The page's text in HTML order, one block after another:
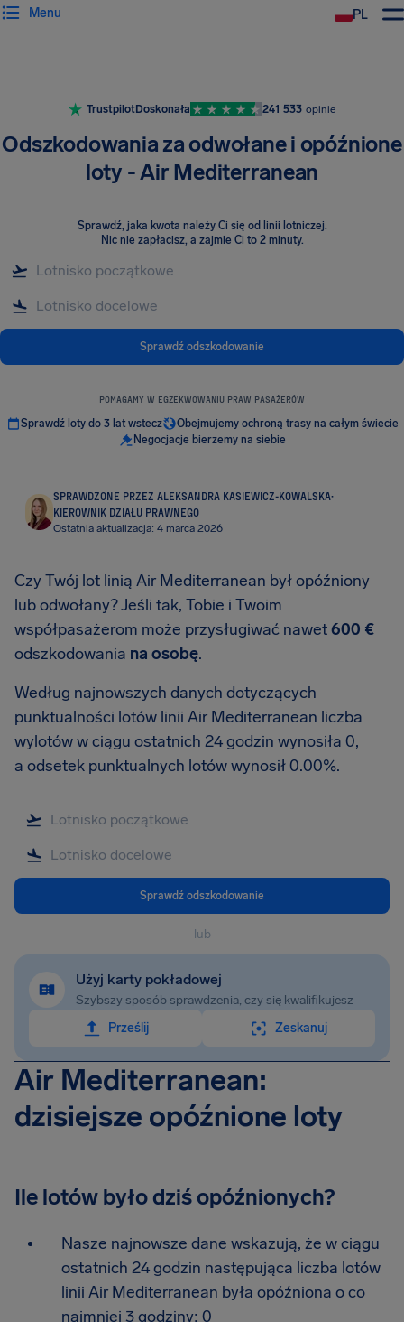
PL
Menu
TrustpilotDoskonała 241 533 opinie
Odszkodowania za odwołane i opóźnione
loty - Air Mediterranean
Sprawdź, jaka kwota należy Ci się od linii lotniczej.
Nic nie zapłacisz, a zajmie Ci to 2 minuty.
Sprawdź odszkodowanie
POMAGAMY W EGZEKWOWANIU PRAW PASAŻERÓW
Sprawdź loty do 3 lat wstecz
Obejmujemy ochroną trasy na całym świecie
Negocjacje bierzemy na siebie
SPRAWDZONE PRZEZ ALEKSANDRA KASIEWICZ-KOWALSKA·
KIEROWNIK DZIAŁU PRAWNEGO
Ostatnia aktualizacja: 4 marca 2026
Czy Twój lot linią Air Mediterranean był opóźniony
lub odwołany? Jeśli tak, Tobie i Twoim
współpasażerom może przysługiwać nawet600 €
odszkodowania na osobę.
Według najnowszych danych dotyczących
punktualności lotów linii Air Mediterranean liczba
wylotów w ciągu ostatnich 24 godzin wynosiła 0,
a odsetek punktualnych lotów wynosił 0.00%.
Sprawdź odszkodowanie
lub
Użyj karty pokładowej
Szybszy sposób sprawdzenia, czy się kwalifikujesz
Prześlij
Zeskanuj
Air Mediterranean:
dzisiejsze opóźnione loty
Ile lotów było dziś opóźnionych?
Nasze najnowsze dane wskazują, że w ciągu
ostatnich 24 godzin następująca liczba lotów
linii Air Mediterranean była opóźniona o co
najmniej 3 godziny: 0